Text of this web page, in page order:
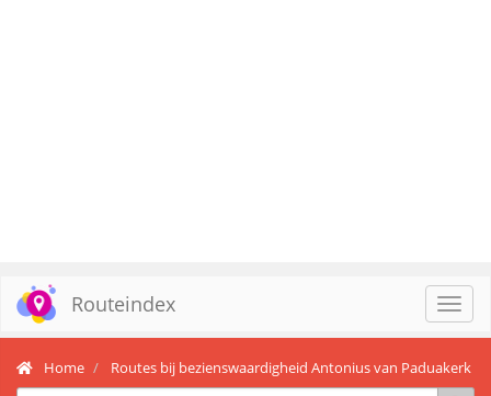
Routeindex
Home Routes bij bezienswaardigheid Antonius van Paduakerk